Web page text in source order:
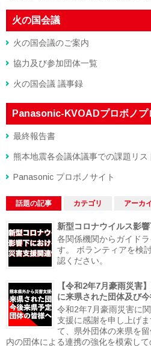
火の国会議
火の国会議のご案内
協力及び参加団体一覧
火の国会議 議事録
Panasonic-KVOADプロボノプ
最終報告書
熊本地震各会議体議事での課題リ
Panasonic プロボノサイト
話題の記事 カテゴリ アーカ
新型コロナウイルス影
各関係機関からガイド
す。 ボランティアを検
認ください。
【令和2年7月豪雨災害
に来県された団体及び
令和2年7月豪雨災害に
支援に感謝を申し上げ
て、県外団体の来県を
内の団体による連携の強化を模索し